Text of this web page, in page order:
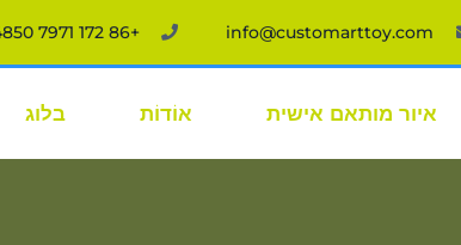
info@customarttoy.com
+86 172 7971 4850
איור מותאם אישית אוֹדוֹת בלוג